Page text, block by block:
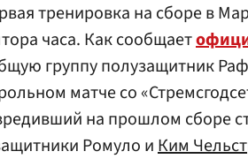
тренировка на сборе в
часа. Как сообщает
группу полузащитник
матче со
на прошлом сборе
Ромуло иКим